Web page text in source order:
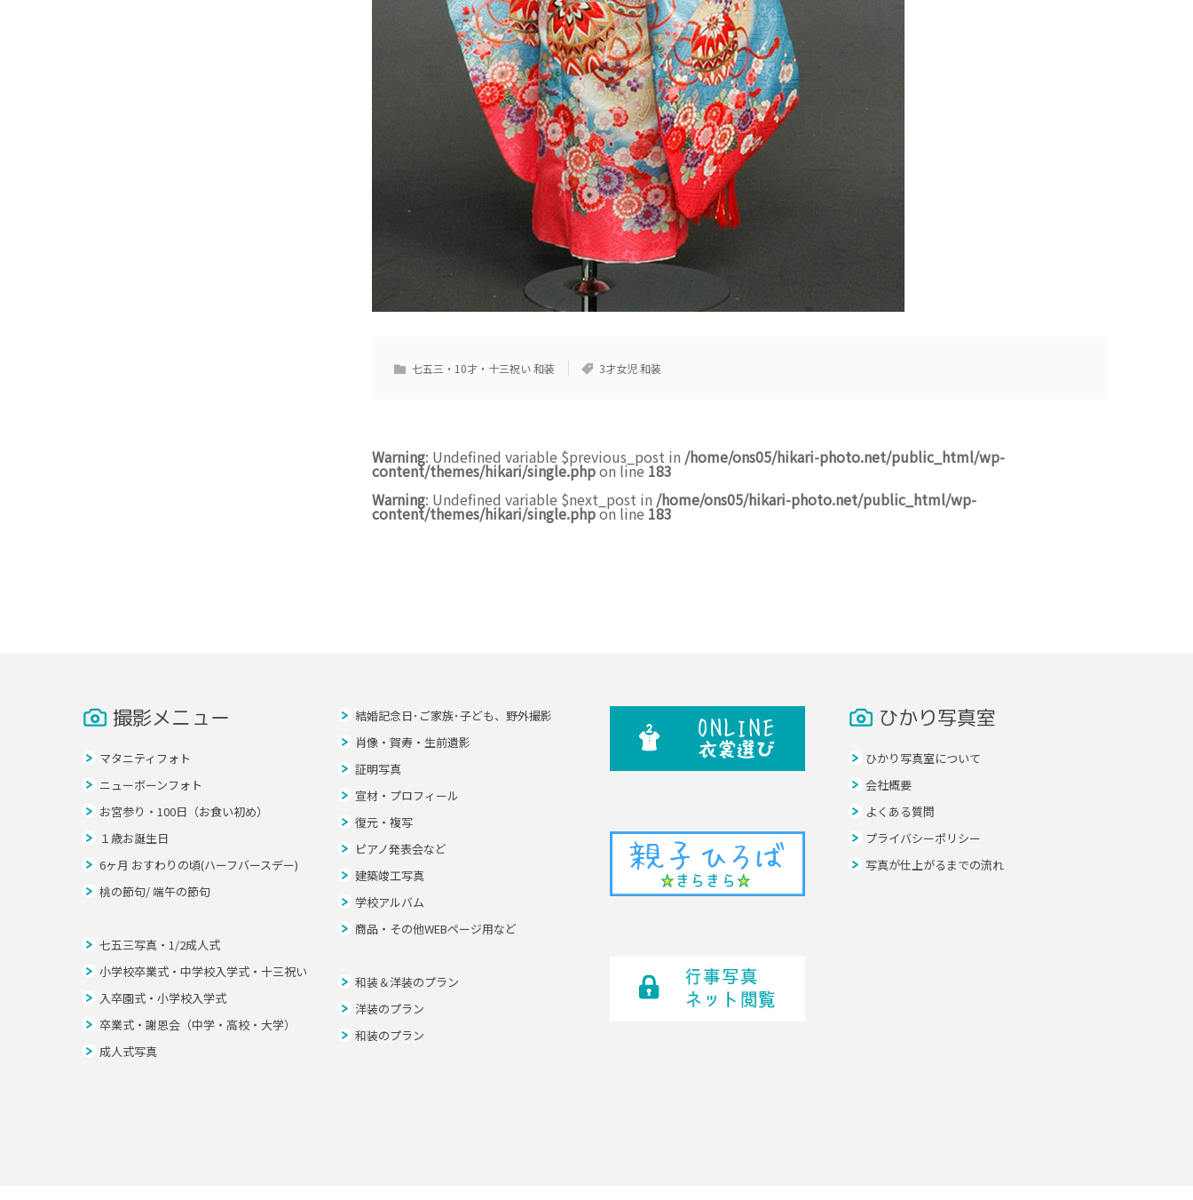
七五三・10才・十三祝い 和装 3才女児 和装
Warning: Undefined variable $previous_post in /home/ons05/hikari-photo.net/public_html/wp-
content/themes/hikari/single.phpon line 183
Warning: Undefined variable $next_post in /home/ons05/hikari-photo.net/public_html/wp-
content/themes/hikari/single.phpon line 183
撮影メニュー
マタニティフォト
ニューボーンフォト
お宮参り・100日（お食い初め）
１歳お誕生日
6ヶ月 おすわりの頃(ハーフバースデー)
桃の節句/ 端午の節句
七五三写真・1/2成人式
小学校卒業式・中学校入学式・十三祝い
入卒園式・小学校入学式
卒業式・謝恩会（中学・高校・大学）
成人式写真
結婚記念日･ご家族･子ども、野外撮影
肖像・賀寿・生前遺影
証明写真
宣材・プロフィール
復元・複写
ピアノ発表会など
建築竣工写真
学校アルバム
商品・その他WEBページ用など
和装＆洋装のプラン
洋装のプラン
和装のプラン
ひかり写真室
ひかり写真室について
会社概要
よくある質問
プライバシーポリシー
写真が仕上がるまでの流れ